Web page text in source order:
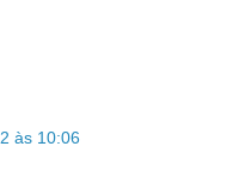
às 10:06